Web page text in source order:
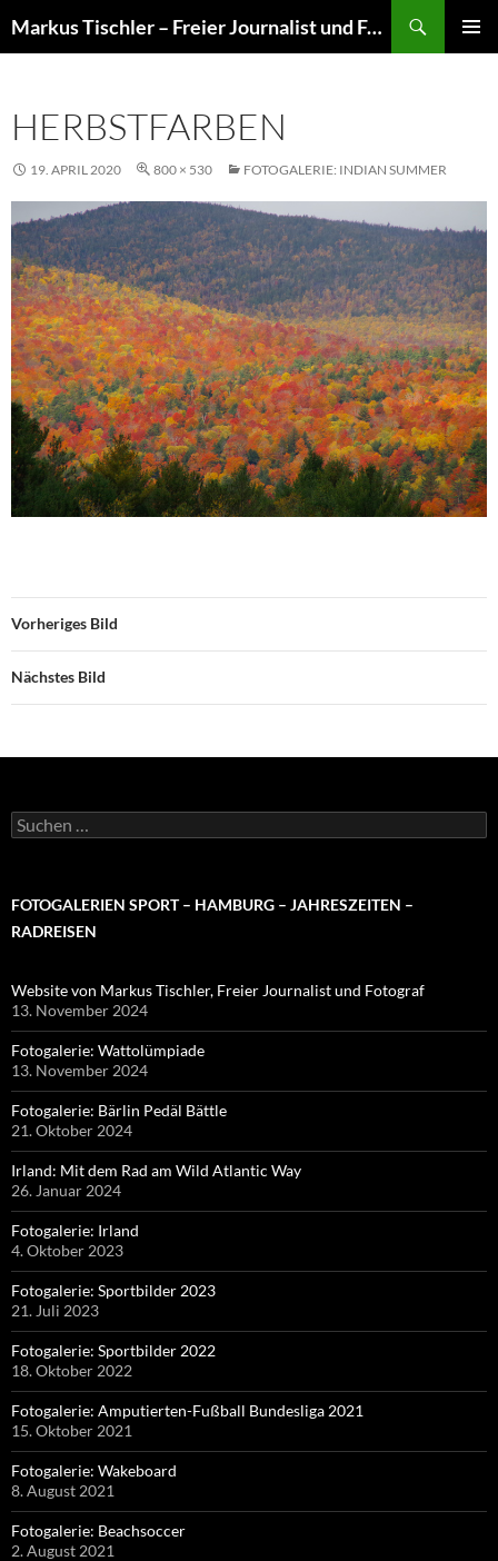
Markus Tischler – Freier Journalist und Fotograf
HERBSTFARBEN
19. APRIL 2020 800 × 530 FOTOGALERIE: INDIAN SUMMER
Vorheriges Bild
Nächstes Bild
Suchen
nach:
FOTOGALERIEN SPORT – HAMBURG – JAHRESZEITEN –
RADREISEN
Website von Markus Tischler, Freier Journalist und Fotograf
13. November 2024
Fotogalerie: Wattolümpiade
13. November 2024
Fotogalerie: Bärlin Pedäl Bättle
21. Oktober 2024
Irland: Mit dem Rad am Wild Atlantic Way
26. Januar 2024
Fotogalerie: Irland
4. Oktober 2023
Fotogalerie: Sportbilder 2023
21. Juli 2023
Fotogalerie: Sportbilder 2022
18. Oktober 2022
Fotogalerie: Amputierten-Fußball Bundesliga 2021
15. Oktober 2021
Fotogalerie: Wakeboard
8. August 2021
Fotogalerie: Beachsoccer
2. August 2021